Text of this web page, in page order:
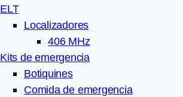
ELT
Localizadores
406 MHz
Kits de emergencia
Botiquines
Comida de emergencia